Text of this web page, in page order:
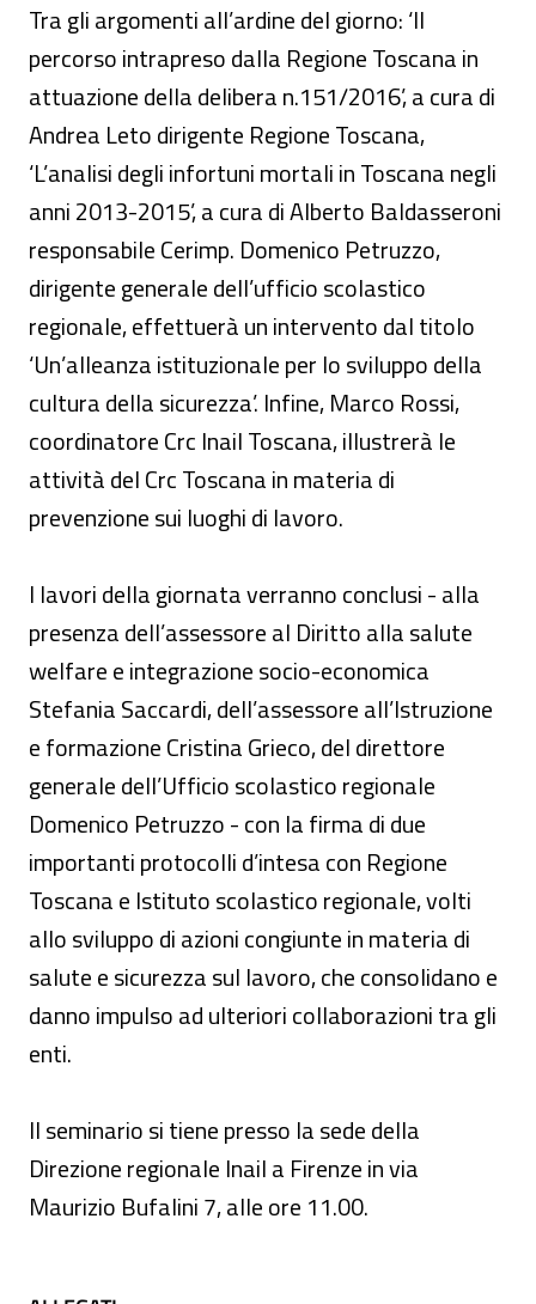
Tra gli argomenti all’ardine del giorno: ‘Il
percorso intrapreso dalla Regione Toscana in
attuazione della delibera n.151/2016’, a cura di
Andrea Leto dirigente Regione Toscana,
‘L’analisi degli infortuni mortali in Toscana negli
anni 2013-2015’, a cura di Alberto Baldasseroni
responsabile Cerimp. Domenico Petruzzo,
dirigente generale dell’ufficio scolastico
regionale, effettuerà un intervento dal titolo
‘Un’alleanza istituzionale per lo sviluppo della
cultura della sicurezza’. Infine, Marco Rossi,
coordinatore Crc Inail Toscana, illustrerà le
attività del Crc Toscana in materia di
prevenzione sui luoghi di lavoro.
I lavori della giornata verranno conclusi - alla
presenza dell’assessore al Diritto alla salute
welfare e integrazione socio-economica
Stefania Saccardi, dell’assessore all’Istruzione
e formazione Cristina Grieco, del direttore
generale dell’Ufficio scolastico regionale
Domenico Petruzzo - con la firma di due
importanti protocolli d’intesa con Regione
Toscana e Istituto scolastico regionale, volti
allo sviluppo di azioni congiunte in materia di
salute e sicurezza sul lavoro, che consolidano e
danno impulso ad ulteriori collaborazioni tra gli
enti.
Il seminario si tiene presso la sede della
Direzione regionale Inail a Firenze in via
Maurizio Bufalini 7, alle ore 11.00.